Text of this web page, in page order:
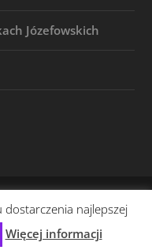
Józefowskich
dostarczenia najlepszej
Więcej informacji